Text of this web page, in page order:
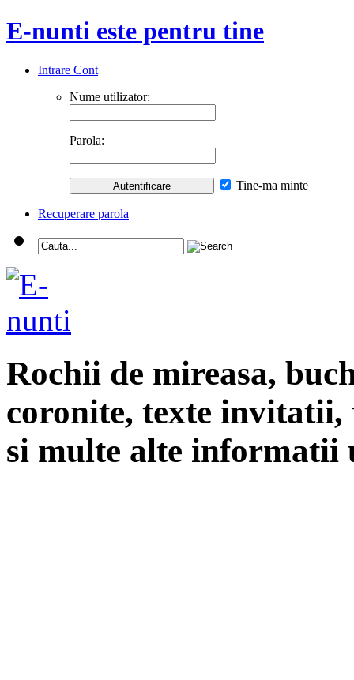
E-nunti este pentru tine
Intrare Cont
Nume utilizator:
Parola:
Tine-ma minte
Recuperare parola
Rochii de mireasa,
coronite, texte
si multe alte informatii